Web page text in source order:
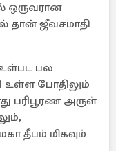
ஒருவரான
தான் ஜீவசமாதி
உள்பட பல
உள்ள போதிலும்
பரிபூரண அருள்
தீபம் மிகவும்